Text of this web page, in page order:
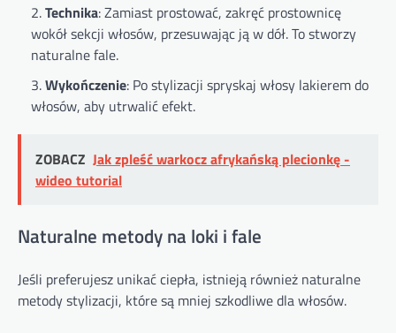
Technika: Zamiast prostować, zakręć prostownicę
wokół sekcji włosów, przesuwając ją w dół. To stworzy
naturalne fale.
Wykończenie: Po stylizacji spryskaj włosy lakierem do
włosów, aby utrwalić efekt.
ZOBACZ Jak zpleść warkocz afrykańską plecionkę -
wideo tutorial
Naturalne metody na loki i fale
Jeśli preferujesz unikać ciepła, istnieją również naturalne
metody stylizacji, które są mniej szkodliwe dla włosów.